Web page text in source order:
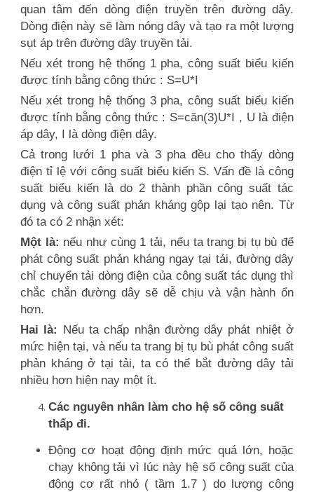
quan tâm đến dòng điện truyền trên đường dây.
Dòng điện này sẽ làm nóng dây và tạo ra một lượng
sụt áp trên đường dây truyền tải.
Nếu xét trong hệ thống 1 pha, công suất biểu kiến
được tính bằng công thức : S=U*I
Nếu xét trong hệ thống 3 pha, công suất biểu kiến
được tính bằng công thức : S=căn(3)U*I , U là điện
áp dây, I là dòng điện dây.
Cả trong lưới 1 pha và 3 pha đều cho thấy dòng
điện tỉ lệ với công suất biểu kiến S. Vấn đề là công
suất biểu kiến là do 2 thành phần công suất tác
dụng và công suất phản kháng gộp lại tạo nên. Từ
đó ta có 2 nhận xét:
Một là: nếu như cùng 1 tải, nếu ta trang bị tụ bù để
phát công suất phản kháng ngay tại tải, đường dây
chỉ chuyển tải dòng điện của công suất tác dụng thì
chắc chắn đường dây sẽ dễ chịu và vận hành ổn
hơn.
Hai là: Nếu ta chấp nhận đường dây phát nhiệt ở
mức hiện tại, và nếu ta trang bị tụ bù phát công suất
phản kháng ở tại tải, ta có thể bắt đường dây tải
nhiều hơn hiện nay một ít.
Các nguyên nhân làm cho hệ số công suất
thấp đi.
Động cơ hoạt động định mức quá lớn, hoặc
chạy không tải vì lúc này hệ số công suất của
động cơ rất nhỏ ( tầm 1.7 ) do lượng công